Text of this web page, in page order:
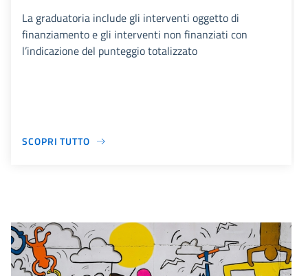
La graduatoria include gli interventi oggetto di
finanziamento e gli interventi non finanziati con
l’indicazione del punteggio totalizzato
SCOPRI TUTTO